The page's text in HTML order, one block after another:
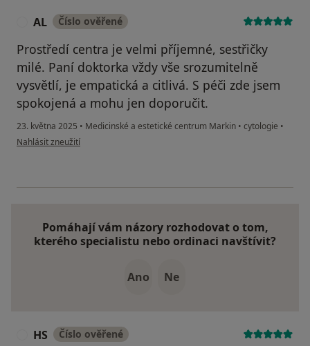
AL Číslo ověřené
Prostředí centra je velmi příjemné, sestřičky
milé. Paní doktorka vždy vše srozumitelně
vysvětlí, je empatická a citlivá. S péči zde jsem
spokojená a mohu jen doporučit.
23. května 2025 • Medicinské a estetické centrum Markin • cytologie •
podle názoru uživatele AL
Nahlásit zneužití
Pomáhají vám názory rozhodovat o tom,
kterého specialistu nebo ordinaci navštívit?
Ano Ne
HS Číslo ověřené